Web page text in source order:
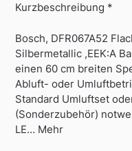
Kurzbeschreibung *
Bosch, DFR067A52
Silbermetallic ,EEK:A
einen 60 cm breiten
Abluft- oder
Standard Umluftset
(Sonderzubehör)
LE… Mehr